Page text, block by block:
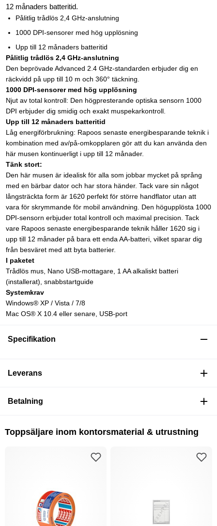
12 månaders batteritid.
Pålitlig trådlös 2,4 GHz-anslutning
1000 DPI-sensorer med hög upplösning
Upp till 12 månaders batteritid
Pålitlig trådlös 2,4 GHz-anslutning
Den beprövade Advanced 2.4 GHz-standarden erbjuder dig en
räckvidd på upp till 10 m och 360° täckning.
1000 DPI-sensorer med hög upplösning
Njut av total kontroll: Den högpresterande optiska sensorn 1000
DPI erbjuder dig smidig och exakt muspekarkontroll.
Upp till 12 månaders batteritid
Låg energiförbrukning: Rapoos senaste energibesparande teknik i
kombination med av/på-omkopplaren gör att du kan använda den
här musen kontinuerligt i upp till 12 månader.
Tänk stort: ​​
Den här musen är idealisk för alla som jobbar mycket på språng
med en bärbar dator och har stora händer. Tack vare sin något
långsträckta form är 1620 perfekt för större handflator utan att
vara för skrymmande för mobil användning. Den högupplösta 1000
DPI-sensorn erbjuder total kontroll och maximal precision. Tack
vare Rapoos senaste energibesparande teknik håller 1620 sig i
upp till 12 månader på bara ett enda AA-batteri, vilket sparar dig
från besväret med att byta batterier.
I paketet
Trådlös mus, Nano USB-mottagare, 1 AA alkaliskt batteri
(installerat), snabbstartguide
Systemkrav
Windows® XP / Vista / 7/8
Mac OS® X 10.4 eller senare, USB-port
Specifikation
Leverans
Betalning
Toppsäljare inom kontorsmaterial & utrustning